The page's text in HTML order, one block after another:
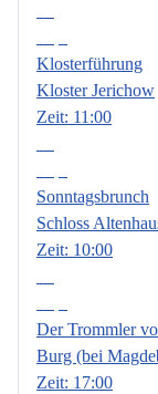
Klosterführung
Kloster Jerichow
Zeit: 11:00
Sonntagsbrunch
Schloss
Zeit: 10:00
Der Trommler
Burg (bei
Zeit: 17:00